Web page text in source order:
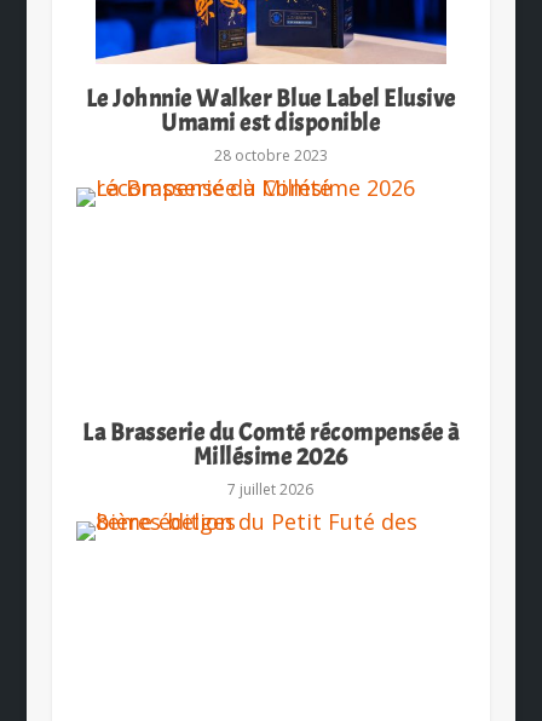
Le Johnnie Walker Blue Label Elusive
Umami est disponible
28 octobre 2023
La Brasserie du Comté récompensée à
Millésime 2026
7 juillet 2026